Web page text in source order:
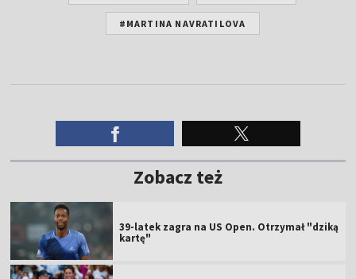
#MARTINA NAVRATILOVA
Zobacz też
39-latek zagra na US Open. Otrzymał "dziką
kartę"